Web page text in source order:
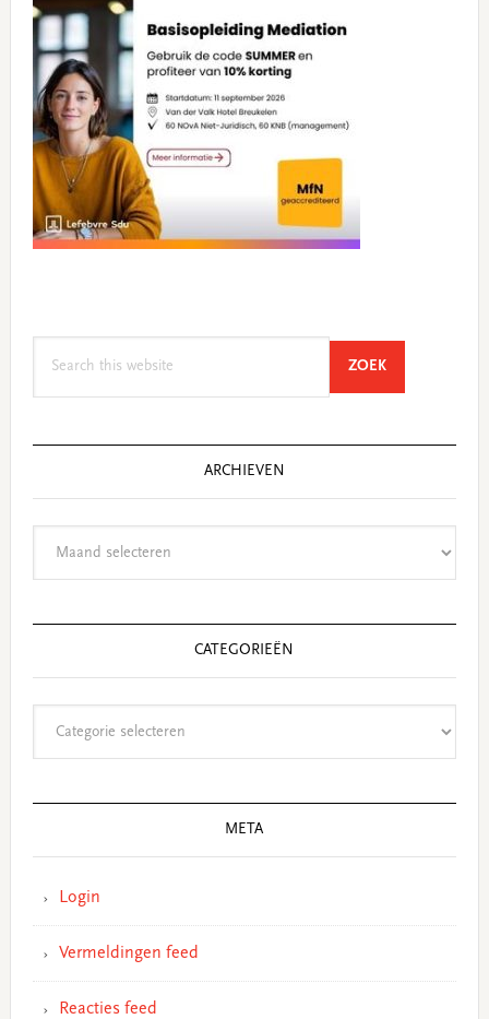
ZOEKSEARCH
ARCHIEVEN
CATEGORIEËN
META
Login
Vermeldingen feed
Reacties feed